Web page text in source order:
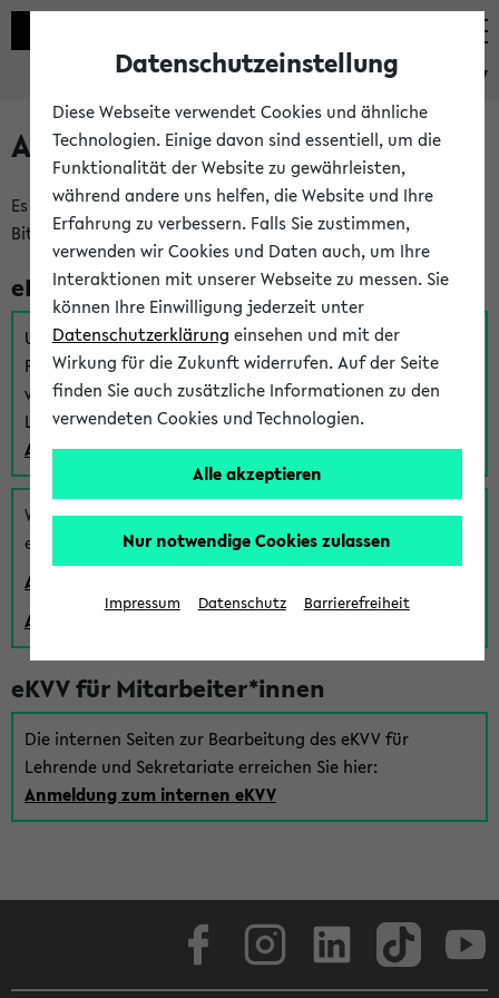
eKVV
Anmeldung am eKVV
Es gibt mehrere Möglichkeiten zur Anmeldung am eKVV.
Bitte wählen Sie die für Sie richtige aus:
eKVV für Studierende
Um sich einen Stundenplan zu erstellen und alle weiteren
Funktionen des eKVVs für Studierende zu nutzen,
verwenden Sie diesen Link zur Anmeldung über Ihr Uni
Login:
Anmeldung zum eKVV der Studierenden
Wenn Sie (noch) kein Uni Login haben, können Sie das
eKVV auch über einen Gastzugang verwenden:
Anmeldung über einen vorhandenen Gastzugang
Anlegen eines neuen Gastzugangs
eKVV für Mitarbeiter*innen
Die internen Seiten zur Bearbeitung des eKVV für
Lehrende und Sekretariate erreichen Sie hier:
Anmeldung zum internen eKVV
Datenschutzeinstellung
Diese Webseite verwendet Cookies und ähnliche
Technologien. Einige davon sind essentiell, um die
Funktionalität der Website zu gewährleisten,
während andere uns helfen, die Website und Ihre
Erfahrung zu verbessern. Falls Sie zustimmen,
verwenden wir Cookies und Daten auch, um Ihre
Interaktionen mit unserer Webseite zu messen. Sie
können Ihre Einwilligung jederzeit unter
Datenschutzerklärung einsehen und mit der
Wirkung für die Zukunft widerrufen. Auf der Seite
finden Sie auch zusätzliche Informationen zu den
verwendeten Cookies und Technologien.
Alle akzeptieren
Nur notwendige Cookies zulassen
Impressum Datenschutz Barrierefreiheit